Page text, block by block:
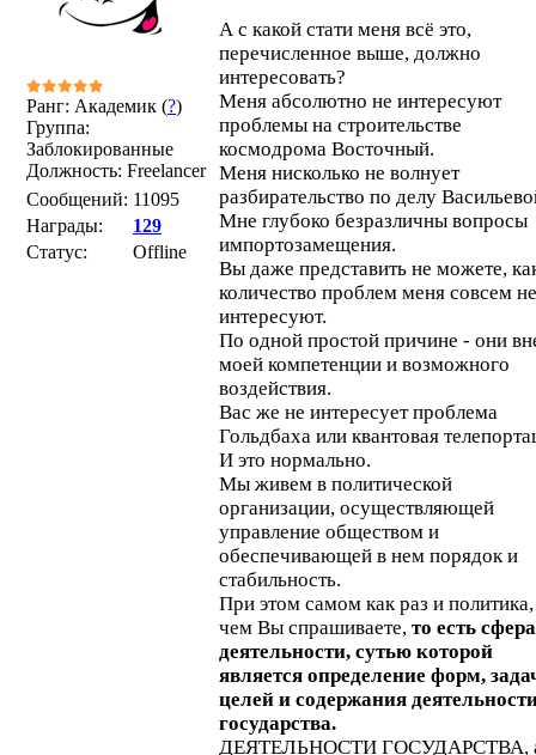
Ранг: Академик (?)
Группа:
Заблокированные
Должность: Freelancer
Сообщений: 11095
Награды:
129
Статус:
Offline
А с какой стати меня всё это,
перечисленное выше, должно
интересовать?
Меня абсолютно не интересуют
проблемы на строительстве
космодрома Восточный.
Меня нисколько не волнует
разбирательство по делу
Мне глубоко безразличны вопросы
импортозамещения.
Вы даже представить не можете,
количество проблем меня совсем не
интересуют.
По одной простой причине - они
моей компетенции и возможного
воздействия.
Вас же не интересует проблема
Гольдбаха или квантовая
И это нормально.
Мы живем в политической
организации, осуществляющей
управление обществом и
обеспечивающей в нем порядок и
стабильность.
При этом самом как раз и
чем Вы спрашиваете, то есть сфера
деятельности, сутью которой
является определение форм,
целей и содержания
государства.
ДЕЯТЕЛЬНОСТИ ГОСУДАРСТВА,